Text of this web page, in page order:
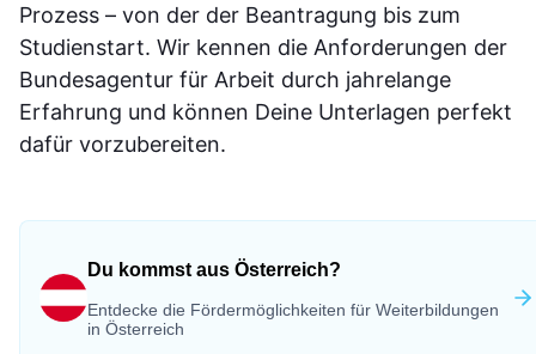
Prozess – von der der Beantragung bis zum
Studienstart. Wir kennen die Anforderungen der
Bundesagentur für Arbeit durch jahrelange
Erfahrung und können Deine Unterlagen perfekt
dafür vorzubereiten.
Du kommst aus Österreich?
Entdecke die Fördermöglichkeiten für Weiterbildungen
in Österreich